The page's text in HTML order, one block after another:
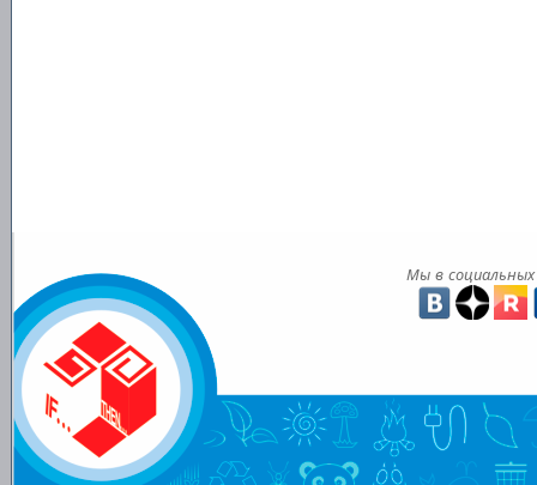
Мы в социальных